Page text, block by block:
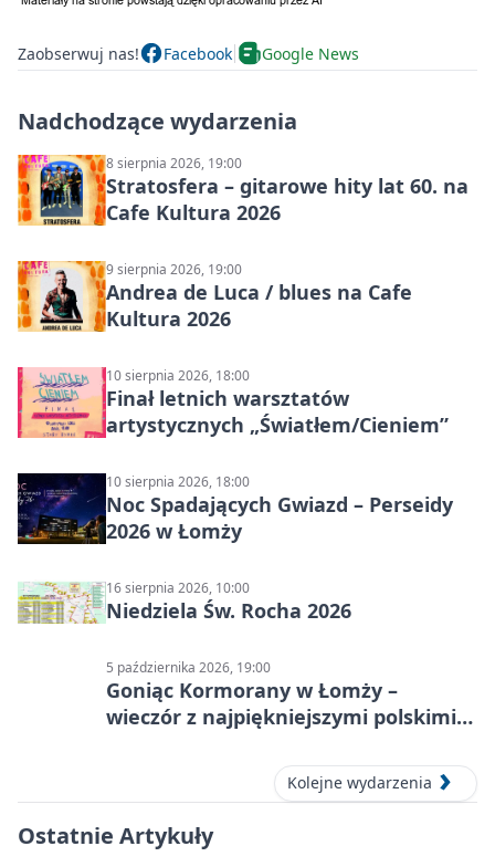
Zaobserwuj nas! Facebook Google News
Nadchodzące wydarzenia
8 sierpnia 2026, 19:00
Stratosfera – gitarowe hity lat 60. na
Cafe Kultura 2026
9 sierpnia 2026, 19:00
Andrea de Luca / blues na Cafe
Kultura 2026
10 sierpnia 2026, 18:00
Finał letnich warsztatów
artystycznych „Światłem/Cieniem”
10 sierpnia 2026, 18:00
Noc Spadających Gwiazd – Perseidy
2026 w Łomży
16 sierpnia 2026, 10:00
Niedziela Św. Rocha 2026
5 października 2026, 19:00
Goniąc Kormorany w Łomży –
wieczór z najpiękniejszymi polskimi
Kolejne wydarzenia
Ostatnie Artykuły